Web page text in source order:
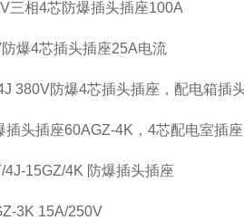
三相4芯防爆插头插座100A
爆4芯插头插座25A电流
380V防爆4芯插头插座，配电箱插
插头插座60AGZ-4K，4芯配电室插座
15GZ/4K 防爆插头插座
3K 15A/250V